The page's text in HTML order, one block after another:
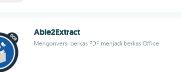
Able2Extract
Mengonversi berkas PDF menjadi berkas Office